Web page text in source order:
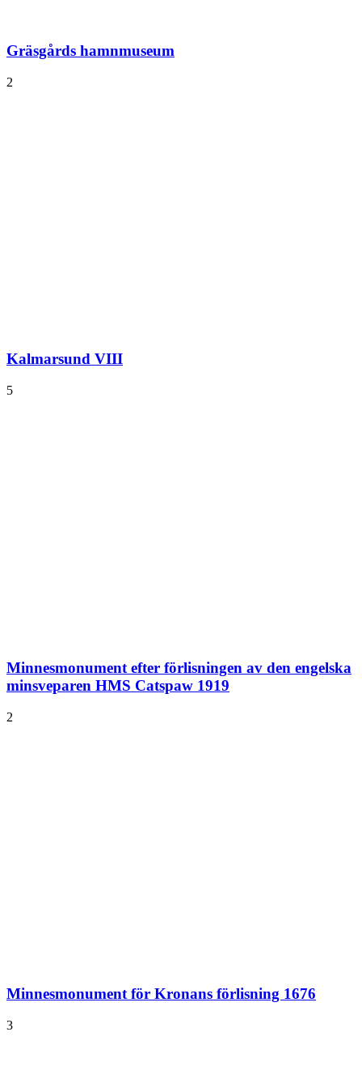
Gräsgårds hamnmuseum
2
Kalmarsund VIII
5
Minnesmonument efter förlisningen av den engelska
minsveparen HMS Catspaw 1919
2
Minnesmonument för Kronans förlisning 1676
3